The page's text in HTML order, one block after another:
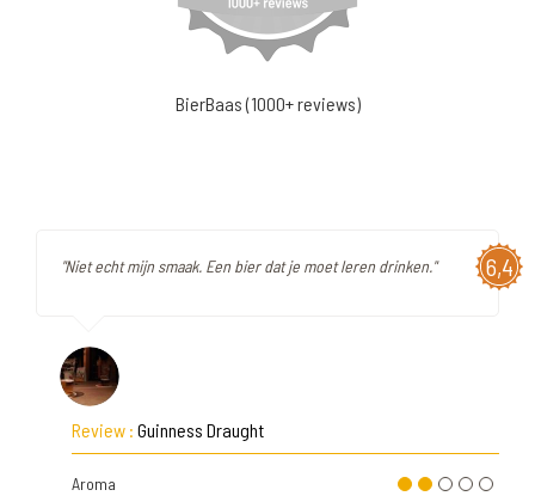
BierBaas (1000+ reviews)
6,4
"Niet echt mijn smaak. Een bier dat je moet leren drinken."
Review : Guinness Draught
Aroma